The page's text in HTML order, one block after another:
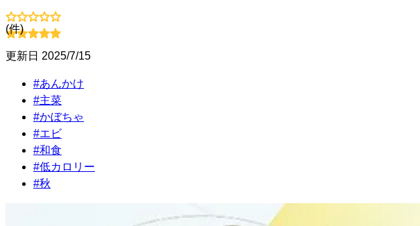
(件)
更新日 2025/7/15
#あんかけ
#主菜
#かぼちゃ
#エビ
#和食
#低カロリー
#秋